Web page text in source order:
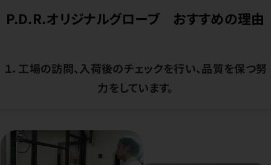
P.D.R.オリジナルグローブ おすすめの理由
１．工場の訪問、入荷後のチェックを行い、品質を保つ努
力をしています。